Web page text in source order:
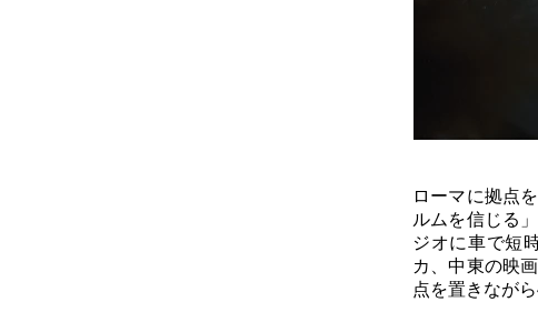
ローマに拠点
ルムを信じる
ジオに車で短
カ、中東の映
点を置きなが